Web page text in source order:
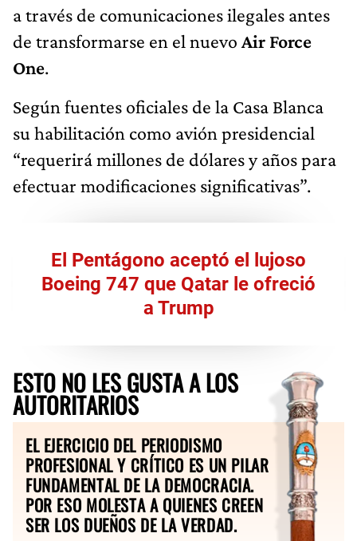
a través de comunicaciones ilegales antes
de transformarse en el nuevo Air Force
One.
Según fuentes oficiales de la Casa Blanca
su habilitación como avión presidencial
“requerirá millones de dólares y años para
efectuar modificaciones significativas”.
El Pentágono aceptó el lujoso
Boeing 747 que Qatar le ofreció
a Trump
ESTO NO LES GUSTA A LOS
AUTORITARIOS
EL EJERCICIO DEL PERIODISMO
PROFESIONAL Y CRÍTICO ES UN PILAR
FUNDAMENTAL DE LA DEMOCRACIA.
POR ESO MOLESTA A QUIENES CREEN
SER LOS DUEÑOS DE LA VERDAD.